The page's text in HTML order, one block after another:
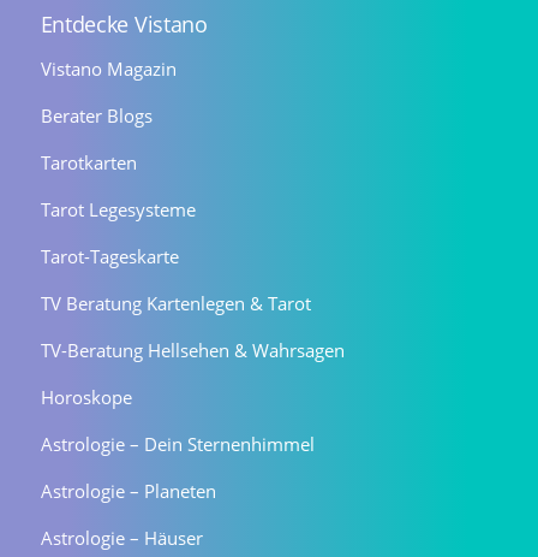
Entdecke Vistano
Vistano Magazin
Berater Blogs
Tarotkarten
Tarot Legesysteme
Tarot-Tageskarte
TV Beratung Kartenlegen & Tarot
TV-Beratung Hellsehen & Wahrsagen
Horoskope
Astrologie – Dein Sternenhimmel
Astrologie – Planeten
Astrologie – Häuser